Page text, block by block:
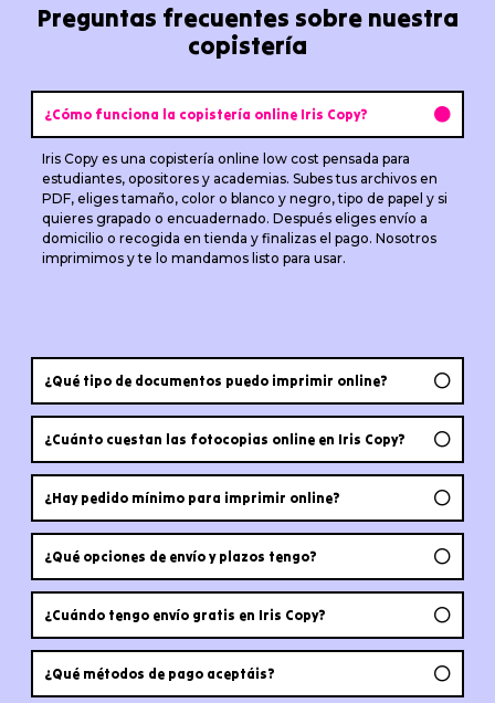
Preguntas frecuentes sobre nuestra
copistería
¿Cómo funciona la copistería online Iris Copy?
Iris Copy es una copistería online low cost pensada para
estudiantes, opositores y academias. Subes tus archivos en
PDF, eliges tamaño, color o blanco y negro, tipo de papel y si
quieres grapado o encuadernado. Después eliges envío a
domicilio o recogida en tienda y finalizas el pago. Nosotros
imprimimos y te lo mandamos listo para usar.
¿Qué tipo de documentos puedo imprimir online?
¿Cuánto cuestan las fotocopias online en Iris Copy?
¿Hay pedido mínimo para imprimir online?
¿Qué opciones de envío y plazos tengo?
¿Cuándo tengo envío gratis en Iris Copy?
¿Qué métodos de pago aceptáis?